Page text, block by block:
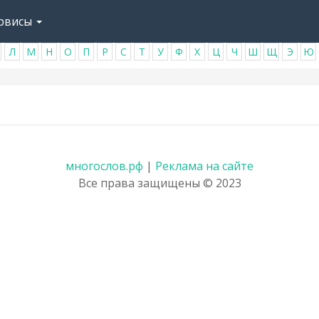
Л М Н О П Р С Т У Ф Х Ц Ч Ш Щ Э Ю
многослов.рф | Реклама на сайте
Все права защищены © 2023